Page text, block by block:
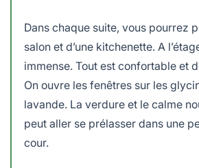
Dans chaque suite, vous pourrez
salon et d’une kitchenette. A
immense. Tout est confortable et
On ouvre les fenêtres sur les
lavande. La verdure et le calme
peut aller se prélasser dans une
cour.